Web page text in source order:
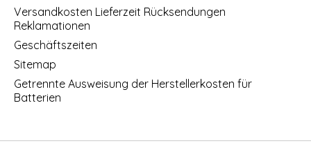
Versandkosten Lieferzeit Rücksendungen
Reklamationen
Geschäftszeiten
Sitemap
Getrennte Ausweisung der Herstellerkosten für
Batterien